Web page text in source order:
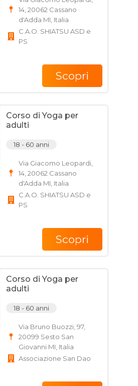
14, 20062 Cassano
d'Adda MI, Italia
C.A.O. SHIATSU ASD e
PS
Scopri
Corso di Yoga per
adulti
18 - 60 anni
Via Giacomo Leopardi,
14, 20062 Cassano
d'Adda MI, Italia
C.A.O. SHIATSU ASD e
PS
Scopri
Corso di Yoga per
adulti
18 - 60 anni
Via Bruno Buozzi, 97,
20099 Sesto San
Giovanni MI, Italia
Associazione San Dao